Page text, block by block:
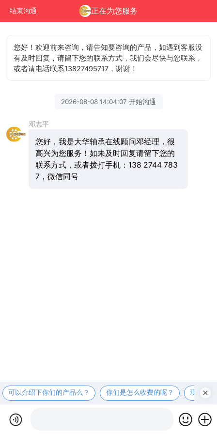
结束沟通 正在为您服务
您好！欢迎前来咨询，请告知要咨询的产品，如遇到客服没
有及时回复，请留下您的联系方式，我们会尽快与您联系，
或者请电话联系13827495717，谢谢！
2026-08-08 14:04:07 开始沟通
邓志平
您好，我是大华轴承在线顾问邓经理，很
高兴为您服务！如未及时回复请留下您的
联系方式，或者拨打手机：138 2744 783
7，微信同号
可以介绍下你们的产品么？ 你们是怎么收费的呢？ 现在有